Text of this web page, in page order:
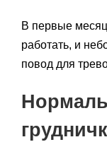
В первые
работать, и
повод для